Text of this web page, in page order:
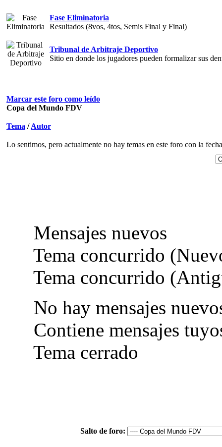
Fase Eliminatoria
Resultados (8vos, 4tos, Semis Final y Final)
Tribunal de Arbitraje Deportivo
Sitio en donde los jugadores pueden formalizar sus
Marcar este foro como leído
Copa del Mundo FDV
Tema /Autor
Lo sentimos, pero actualmente no hay temas en este foro con la
Mensajes nuevos
Tema concurrido
Tema concurrido
No hay mensajes
Contiene mensajes
Tema cerrado
Salto de foro: